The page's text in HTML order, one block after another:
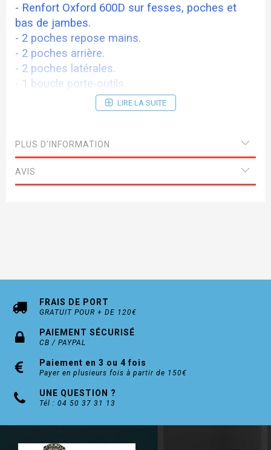
- Renfort Oxford 600D sur fesses, poches et
bas de jambes.
- 2 poches repose mains.
- 2 poches arrière.
- 2 poches latérales.
- 1 boucle porte-outils.
- 1 poche mètre.
- 1 poche stylos.
- Ourlet 2 longueurs.
Taille : 40 - 42 - 44 - 46 - 48 - 50 (autres tailles
sur demande)
LIRE LA SUITE
PLUS D’INFORMATION
AVIS
FRAIS DE PORT
GRATUIT POUR + DE 120€
PAIEMENT SÉCURISÉ
CB / PAYPAL
Paiement en 3 ou 4 fois
Payer en plusieurs fois à partir de 150€
UNE QUESTION ?
Tél : 04 50 37 31 13